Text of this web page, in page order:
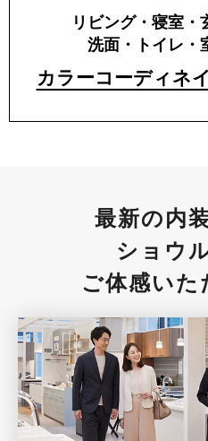
リビング・寝室・
洗面・トイレ・
カラーコーディネ
最新の内
ショウ
ご体感いた